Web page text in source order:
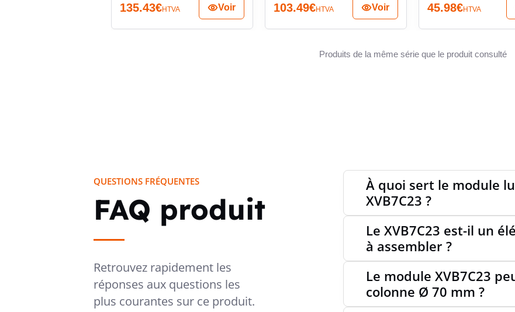
135.43€HTVA Voir 103.49€HTVA Voir 45.98€HTVA
Produits de la même série que le produit consulté
QUESTIONS FRÉQUENTES
FAQ produit
Retrouvez rapidement les
réponses aux questions les
plus courantes sur ce produit.
À quoi sert le module
XVB7C23 ?
Le XVB7C23 est-il un
à assembler ?
Le module XVB7C23
colonne Ø 70 mm ?